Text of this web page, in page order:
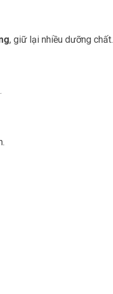
, giữ lại nhiều dưỡng chất.